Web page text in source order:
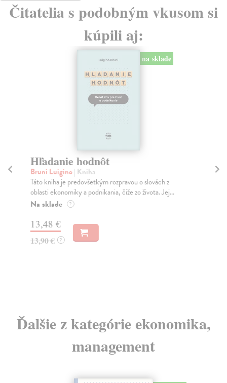
Čitatelia s podobným vkusom si
kúpili aj:
na sklade
Hľadanie hodnôt
Bruni Luigino| Kniha
Táto kniha je predovšetkým rozpravou o slovách z
oblasti ekonomiky a podnikania, čiže zo života. Jej...
Na sklade ?
13,48 €
13,90 € ?
Ďalšie z kategórie ekonomika,
management